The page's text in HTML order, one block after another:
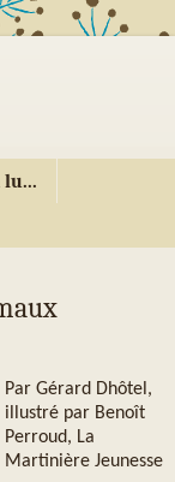
Par Gérard Dhôtel,
illustré par Benoît
Perroud, La
Martinière Jeunesse